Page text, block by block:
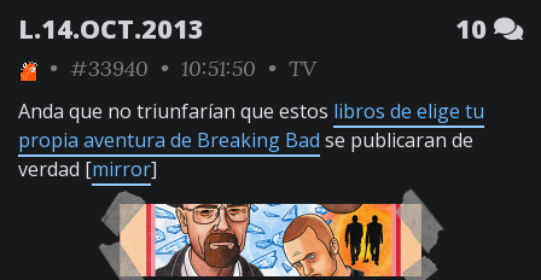
L.14.OCT.2013 10
• #33940 • 10:51:50 • TV
Anda que no triunfarían que estos libros de elige tu
propia aventura de Breaking Bad se publicaran de
verdad [mirror]